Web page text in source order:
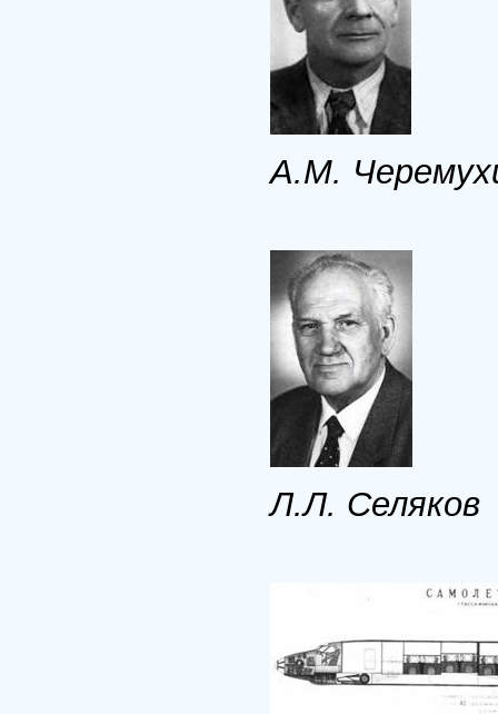
A.M.
Л.Л. Селяков